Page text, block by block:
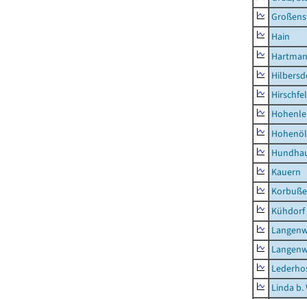
Hain
Kauern
Kühdorf
Linda b.